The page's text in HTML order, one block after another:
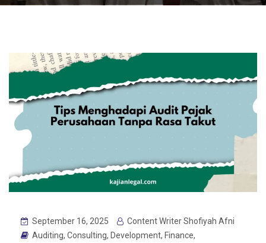
September 16, 2025
Content Writer Shofiyah Afni
Auditing, Consulting, Development, Finance,